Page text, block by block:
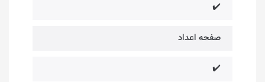
✔️
صفحه اعداد
✔️